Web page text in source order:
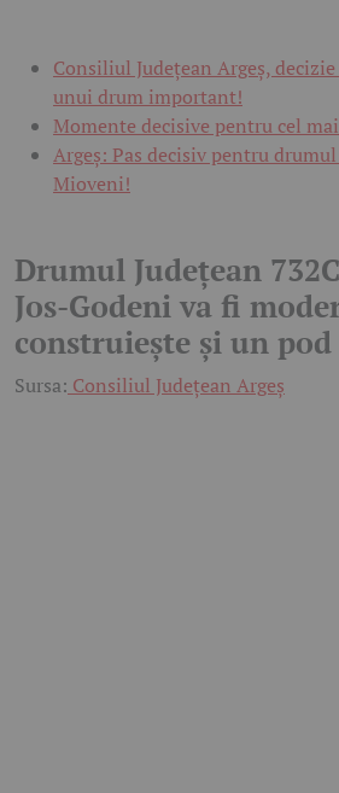
Consiliul Județean Argeș,
unui drum important!
Momente decisive pentru cel
Argeș: Pas decisiv pentru
Mioveni!
Drumul Județean
Jos-Godeni va fi
construiește și un
Sursa: Consiliul Județean Argeș